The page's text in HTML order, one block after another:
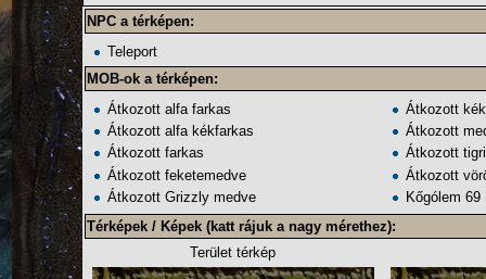
NPC a térképen:
Teleport
MOB-ok a térképen:
Átkozott alfa farkas
Átkozott alfa kékfarkas
Átkozott farkas
Átkozott feketemedve
Átkozott Grizzly medve
Átkozott
Átkozott
Átkozott
Átkozott
Kőgólem 69
Térképek / Képek (katt rájuk a nagy mérethez):
Terület térkép